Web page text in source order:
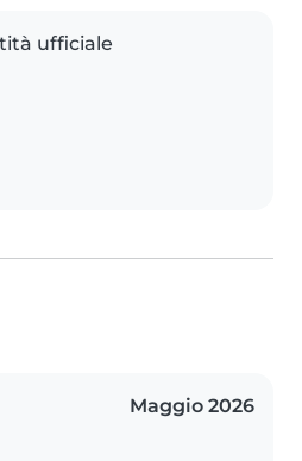
ufficiale
Maggio 2026